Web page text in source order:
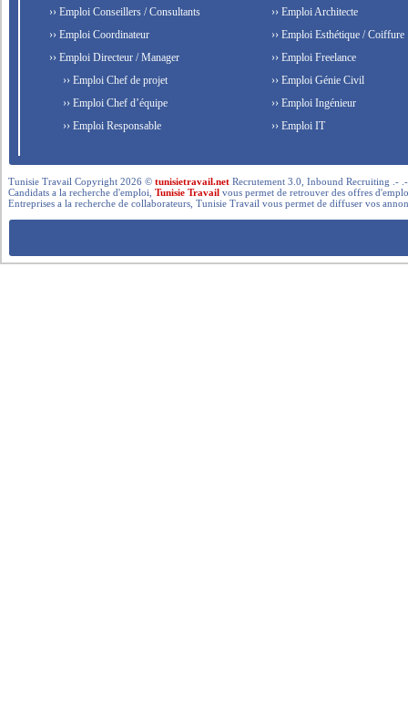
›› Emploi Conseillers / Consultants
›› Emploi Coordinateur
›› Emploi Directeur / Manager
›› Emploi Chef de projet
›› Emploi Chef d’équipe
›› Emploi Responsable
›› Emploi Architecte
›› Emploi Esthétique / Coiffure
›› Emploi Freelance
›› Emploi Génie Civil
›› Emploi Ingénieur
›› Emploi IT
Tunisie Travail Copyright 2026 ©tunisietravail.net Recrutement 3.0, Inbound Recruiting .-
Candidats a la recherche d'emploi,Tunisie Travail vous permet de retrouver des offres
Entreprises a la recherche de collaborateurs, Tunisie Travail vous permet de diffuser vos